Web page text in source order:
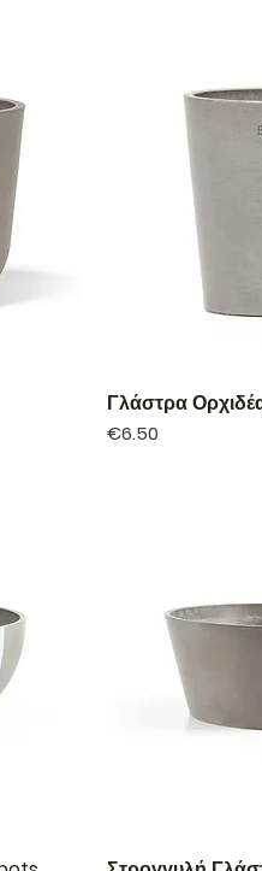
Γλάστρα
Price
€6.50